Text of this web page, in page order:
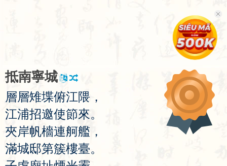
抵南寧城
層層雉堞俯江隈 ，
江浦招邀使節來。
夾岸帆檣連舸艦 ，
滿城邸第簇樓臺。